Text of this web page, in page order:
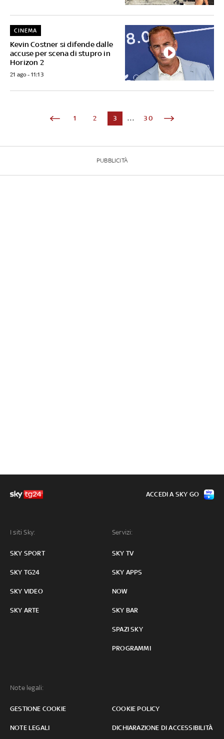
Kevin Costner si difende dalle
accuse per scena di stupro in
Horizon 2
CINEMA
21 ago - 11:13
1 2 3 ... 30
PUBBLICITÀ
I siti Sky:
SKY SPORT
SKY TG24
SKY VIDEO
SKY ARTE
Servizi:
SKY TV
SKY APPS
NOW
SKY BAR
SPAZI SKY
PROGRAMMI
Note legali:
GESTIONE COOKIE COOKIE POLICY
NOTE LEGALI DICHIARAZIONE DI ACCESSIBILITÀ
ACCEDI A SKY GO